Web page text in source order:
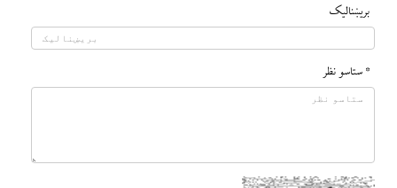
بريښناليک
* ستاسو نظر